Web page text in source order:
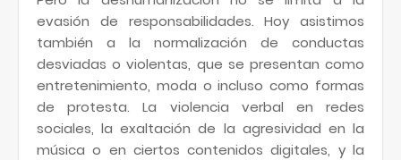
evasión de responsabilidades. Hoy asistimos
también a la normalización de conductas
desviadas o violentas, que se presentan como
entretenimiento, moda o incluso como formas
de protesta. La violencia verbal en redes
sociales, la exaltación de la agresividad en la
música o en ciertos contenidos digitales, y la